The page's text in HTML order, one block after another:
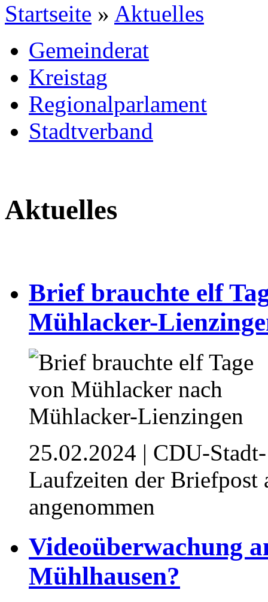
Startseite » Aktuelles
Gemeinderat
Kreistag
Regionalparlament
Stadtverband
Aktuelles
Brief brauchte elf
Mühlacker-
25.02.2024 | CDU-
Laufzeiten der Briefpost
angenommen
Videoüberwachung
Mühlhausen?